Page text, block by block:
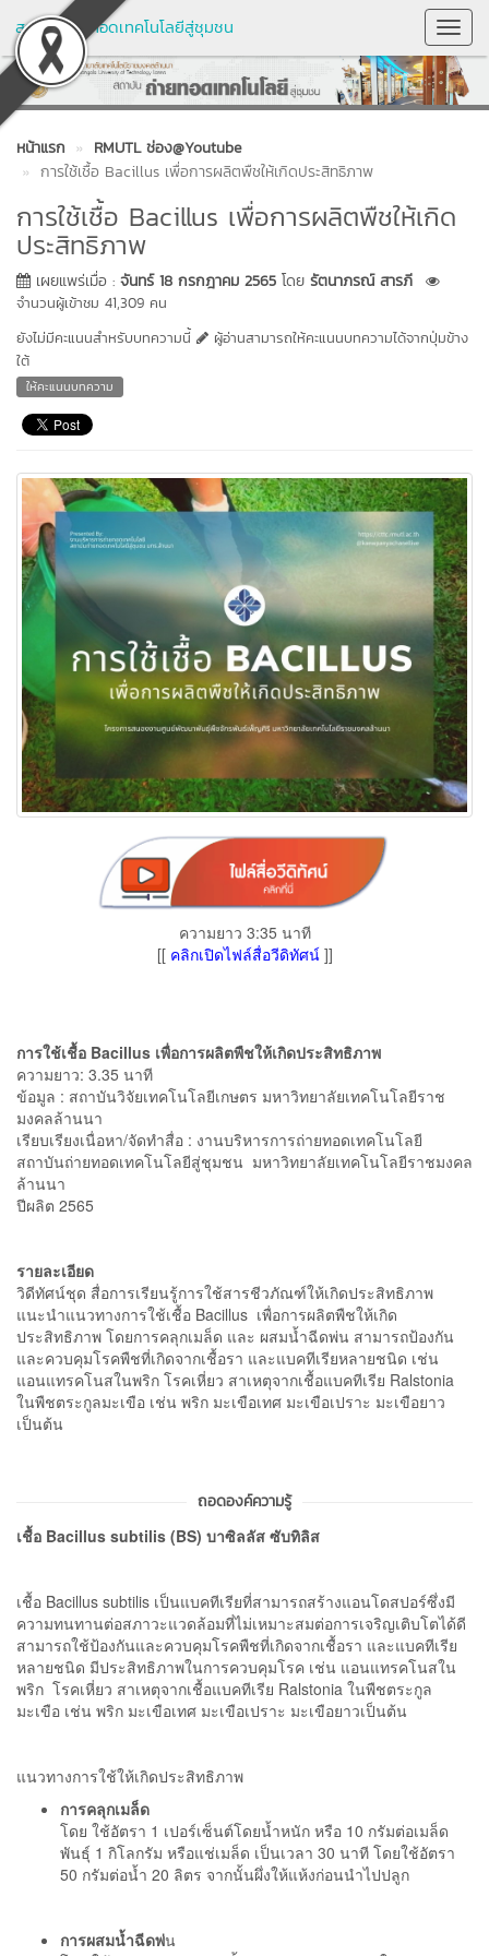
สถาบันถ่ายทอดเทคโนโลยีสู่ชุมชน
หน้าแรก
RMUTL ช่อง@Youtube
การใช้เชื้อ Bacillus เพื่อการผลิตพืชให้เกิดประสิทธิภาพ
การใช้เชื้อ Bacillus เพื่อการผลิตพืชให้เกิด
ประสิทธิภาพ
เผยแพร่เมื่อ : จันทร์ 18 กรกฎาคม 2565 โดย รัตนาภรณ์ สารภี
จำนวนผู้เข้าชม 41,309 คน
ยังไม่มีคะแนนสำหรับบทความนี้
ผู้อ่านสามารถให้คะแนนบทความได้จากปุ่มข้าง
ใต้
ให้คะแนนบทความ
ความยาว 3:35 นาที
[[ คลิกเปิดไฟล์สื่อวีดิทัศน์ ]]
การใช้เชื้อ Bacillus เพื่อการผลิตพืชให้เกิดประสิทธิภาพ
ความยาว: 3.35 นาที
ข้อมูล : สถาบันวิจัยเทคโนโลยีเกษตร มหาวิทยาลัยเทคโนโลยีราช
มงคลล้านนา
เรียบเรียงเนื่อหา/จัดทำสื่อ : งานบริหารการถ่ายทอดเทคโนโลยี
สถาบันถ่ายทอดเทคโนโลยีสู่ชุมชน มหาวิทยาลัยเทคโนโลยีราชมงคล
ล้านนา
ปีผลิต 2565
รายละเอียด
วิดีทัศน์ชุด สื่อการเรียนรู้การใช้สารชีวภัณฑ์ให้เกิดประสิทธิภาพ
แนะนำแนวทางการใช้เชื้อ Bacillus เพื่อการผลิตพืชให้เกิด
ประสิทธิภาพ โดยการคลุกเมล็ด และ ผสมน้ำฉีดพ่น สามารถป้องกัน
และควบคุมโรคพืชที่เกิดจากเชื้อรา และแบคทีเรียหลายชนิด เช่น
แอนแทรคโนสในพริก โรคเหี่ยว สาเหตุจากเชื้อแบคทีเรีย Ralstonia
ในพืชตระกูลมะเขือ เช่น พริก มะเขือเทศ มะเขือเปราะ มะเขือยาว
เป็นต้น
ถอดองค์ความรู้
เชื้อ Bacillus subtilis (BS) บาซิลลัส ซับทิลิส
เชื้อ Bacillus subtilis เป็นแบคทีเรียที่สามารถสร้างแอนโดสปอร์ซึ่งมี
ความทนทานต่อสภาวะแวดล้อมที่ไม่เหมาะสมต่อการเจริญเติบโตได้ดี
สามารถใช้ป้องกันและควบคุมโรคพืชที่เกิดจากเชื้อรา และแบคทีเรีย
หลายชนิด มีประสิทธิภาพในการควบคุมโรค เช่น แอนแทรคโนสใน
พริก โรคเหี่ยว สาเหตุจากเชื้อแบคทีเรีย Ralstonia ในพืชตระกูล
มะเขือ เช่น พริก มะเขือเทศ มะเขือเปราะ มะเขือยาวเป็นต้น
แนวทางการใช้ให้เกิดประสิทธิภาพ
การคลุกเมล็ด
โดย ใช้อัตรา 1 เปอร์เซ็นต์โดยน้ำหนัก หรือ 10 กรัมต่อเมล็ด
พันธุ์ 1 กิโลกรัม หรือแช่เมล็ด เป็นเวลา 30 นาที โดยใช้อัตรา
50 กรัมต่อน้ำ 20 ลิตร จากนั้นผึ่งให้แห้งก่อนนำไปปลูก
การผสมน้ำฉีดพ่น